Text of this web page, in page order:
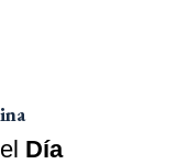
Día